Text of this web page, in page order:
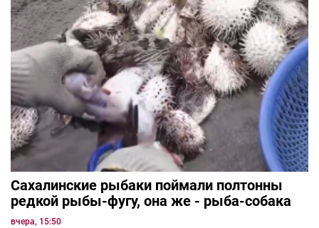
Сахалинские рыбаки поймали полтонны
редкой рыбы-фугу, она же - рыба-собака
вчера, 15:50